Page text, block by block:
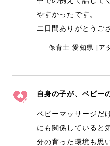
やすかったです。
二日間ありがとうご
保育士 愛知県 [ア
自身の子が、ベビー
ベビーマッサージだ
にも関係していると
分の育った環境も思